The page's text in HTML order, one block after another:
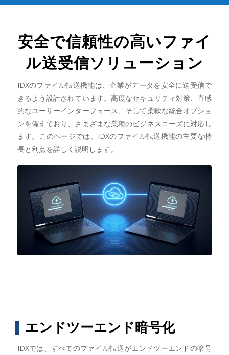
安全で信頼性の高いファイ
ル送受信ソリューション
IDXのファイル転送機能は、企業がデータを安全に送受信で
きるよう設計されています。高度なセキュリティ対策、直感
的なユーザーインターフェース、そして柔軟な統合オプショ
ンを備えており、さまざまな業種のビジネスニーズに対応し
ます。このページでは、IDXのファイル転送機能の主要な特
長と利点を詳しく説明します。
エンドツーエンド暗号化
IDXでは、すべてのファイル転送がエンドツーエンドの暗号